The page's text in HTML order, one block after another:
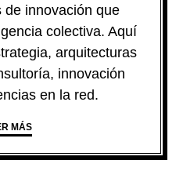
de innovación que
colectiva. Aquí
arquitecturas
innovación
en la red.
MÁS